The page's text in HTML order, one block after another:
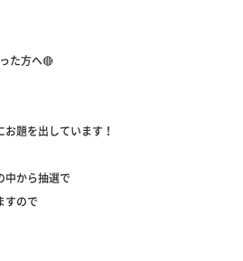
た方へ🔴
題を出しています！
中から抽選で
すので